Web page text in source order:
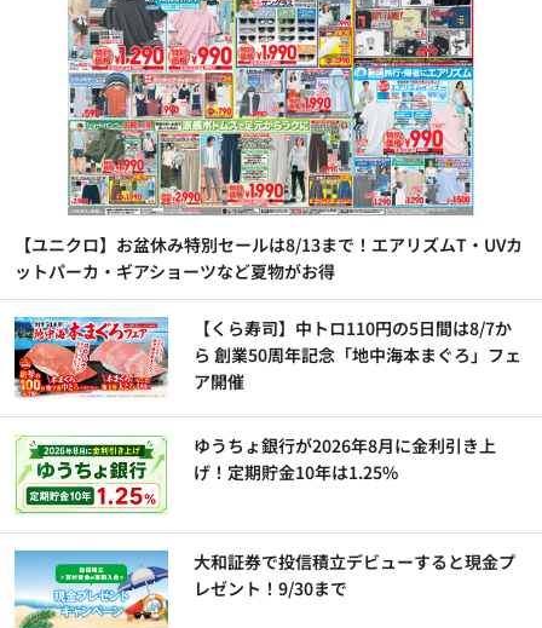
【ユニクロ】お盆休み特別セールは8/13まで！エアリズムT・UVカ
ットパーカ・ギアショーツなど夏物がお得
【くら寿司】中トロ110円の5日間は8/7か
ら 創業50周年記念「地中海本まぐろ」フェ
ア開催
ゆうちょ銀行が2026年8月に金利引き上
げ！定期貯金10年は1.25%
大和証券で投信積立デビューすると現金プ
レゼント！9/30まで